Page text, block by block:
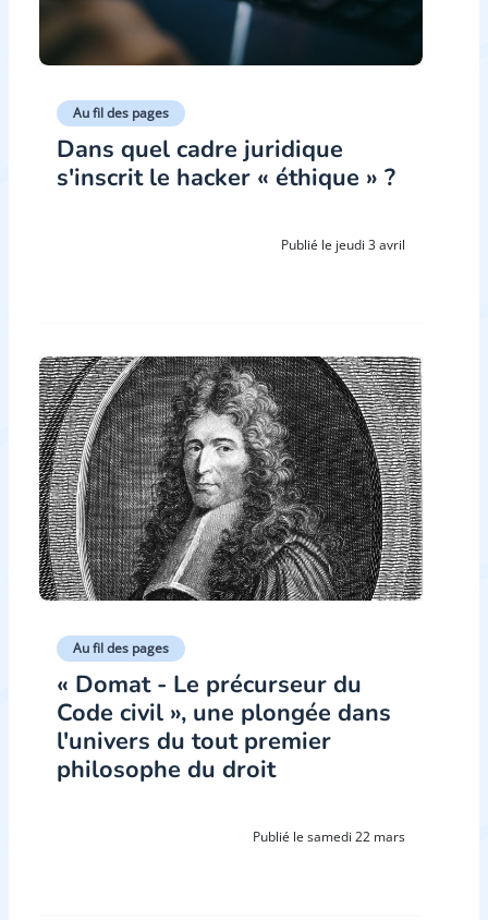
Au fil des pages
Dans quel cadre juridique
s'inscrit le hacker « éthique » ?
Publié le jeudi 3 avril
Au fil des pages
« Domat - Le précurseur du
Code civil », une plongée dans
l'univers du tout premier
philosophe du droit
Publié le samedi 22 mars